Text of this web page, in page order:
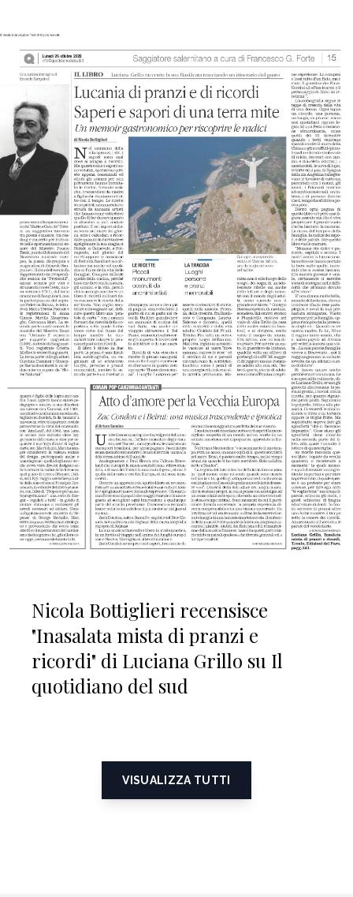
Nicola Bottiglieri recensisce
"Inasalata mista di pranzi e
ricordi" di Luciana Grillo su Il
quotidiano del sud
VISUALIZZA TUTTI